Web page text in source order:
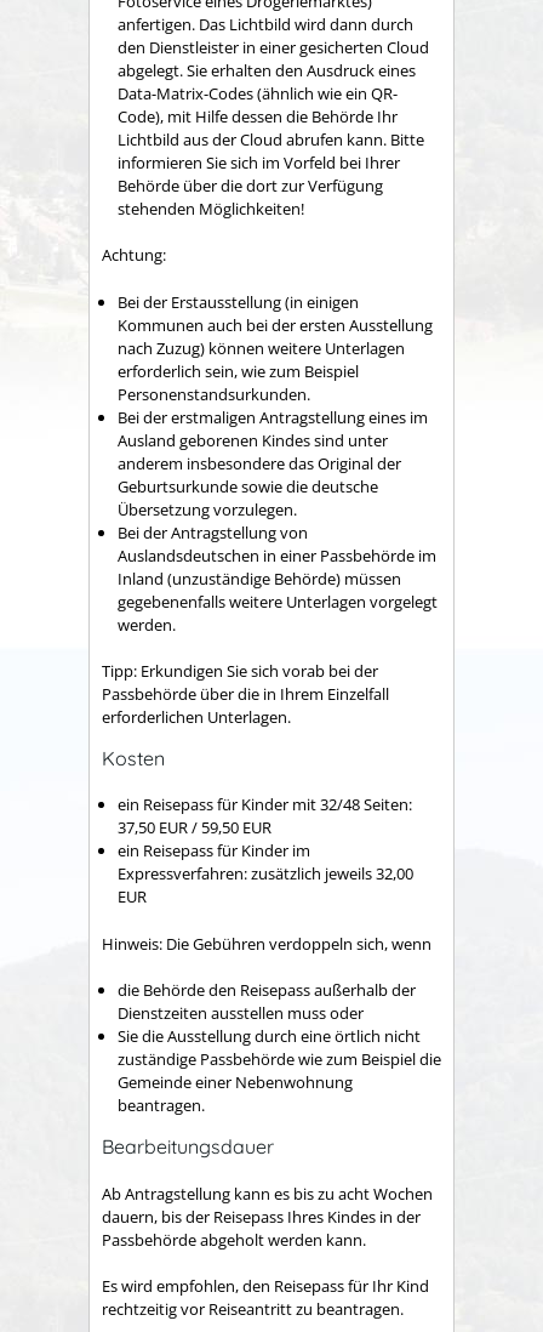
anfertigen. Das Lichtbild wird dann durch
den Dienstleister in einer gesicherten Cloud
abgelegt.Sie erhalten den Ausdruck eines
Data-Matrix-Codes (ähnlich wie ein QR-
Code), mit Hilfe dessen die Behörde Ihr
Lichtbild aus der Cloud abrufen kann. Bitte
informieren Sie sich im Vorfeld bei Ihrer
Behörde über die dort zur Verfügung
stehenden Möglichkeiten!
Achtung:
Bei der Erstausstellung (in einigen
Kommunen auch bei der ersten Ausstellung
nach Zuzug) können weitere Unterlagen
erforderlich sein, wie zum Beispiel
Personenstandsurkunden.
Bei der erstmaligen Antragstellung eines im
Ausland geborenen Kindes sind unter
anderem insbesondere das Original der
Geburtsurkunde sowie die deutsche
Übersetzung vorzulegen.
Bei der Antragstellung von
Auslandsdeutschen in einer Passbehörde im
Inland (unzuständige Behörde) müssen
gegebenenfalls weitere Unterlagen vorgelegt
werden.
Tipp: Erkundigen Sie sich vorab bei der
Passbehörde über die in Ihrem Einzelfall
erforderlichen Unterlagen.
Kosten
ein Reisepass für Kinder mit 32/48 Seiten:
37,50 EUR / 59,50 EUR
ein Reisepass für Kinder im
Expressverfahren: zusätzlich jeweils 32,00
EUR
Hinweis: Die Gebühren verdoppeln sich, wenn
die Behörde den Reisepass außerhalb der
Dienstzeiten ausstellen muss oder
Sie die Ausstellung durch eine örtlich nicht
zuständige Passbehörde wie zum Beispiel die
Gemeinde einer Nebenwohnung
beantragen.
Bearbeitungsdauer
Ab Antragstellung kann es bis zu acht Wochen
dauern, bis der Reisepass Ihres Kindes in der
Passbehörde abgeholt werden kann.
Es wird empfohlen, den Reisepass für Ihr Kind
rechtzeitig vor Reiseantritt zu beantragen.